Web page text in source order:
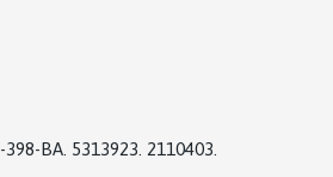
BA. 5313923. 2110403.